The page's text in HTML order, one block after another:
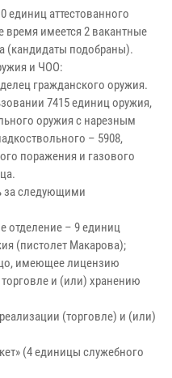
единиц аттестованного
время имеется 2 вакантные
(кандидаты подобраны).
и ЧОО:
гражданского оружия.
7415 единиц оружия,
оружия с нарезным
– 5908,
поражения и газового
за следующими
отделение – 9 единиц
(пистолет Макарова);
имеющее лицензию
и (или) хранению
(торговле) и (или)
(4 единицы служебного